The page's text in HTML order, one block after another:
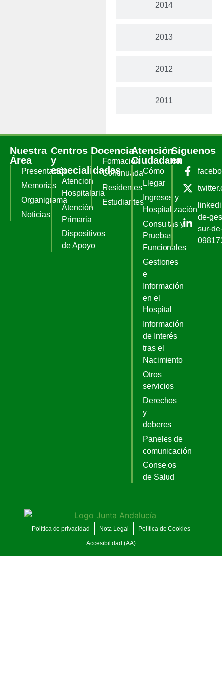
2014
2013
2012
2011
Nuestra
Área
Presentación
Memorias
Organigrama
Noticias
Centros
y
especialidades
Atencion
Hospitalaria
Atención
Primaria
Dispositivos
de Apoyo
Docencia
Formación
Continuada
Residentes
Estudiantes
Atención
Ciudadana
Cómo
Llegar
Ingresos y
Hospitalización
Consultas y
Pruebas
Funcionales
Gestiones
e
Información
en el
Hospital
Información
de Interés
tras el
Nacimiento
Otros
servicios
Derechos
y
deberes
Paneles de
comunicación
Consejos
de Salud
Síguenos
en
de-
sur-
Política de privacidad Nota Legal Política de Cookies
Accesibilidad (AA)